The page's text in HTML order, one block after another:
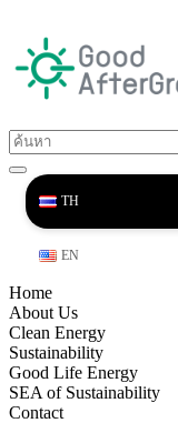
TH
EN
Home
About Us
Clean Energy
Sustainability
Good Life Energy
SEA of Sustainability
Contact